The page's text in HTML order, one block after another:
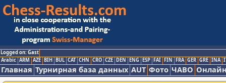
Logged on: Gast
Arabic ARM AZE BIH BUL CAT CHN CRO CZE DEN ENG ESP FAI FIN FRA GER GRE INA
Главная Турнирная база данных AUT Фото ЧАВО